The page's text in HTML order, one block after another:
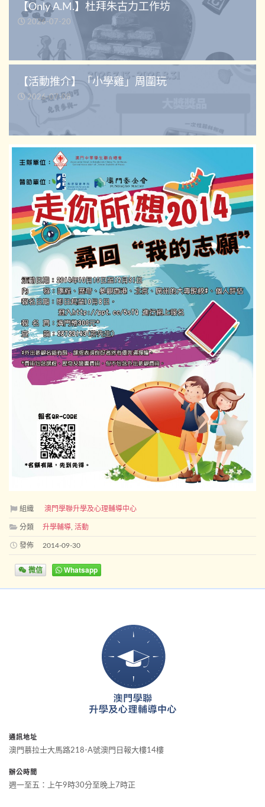
【Only A.M.】杜拜朱古力工作坊
2026-07-20
【活動推介】「小學雞」周圍玩
2026-07-08
組織 澳門學聯升學及心理輔導中心
分類 升學輔導 活動
發佈 2014-09-30
微信 Whatsapp
通訊地址
澳門慕拉士大馬路218-A號澳門日報大樓14樓
辦公時間
週一至五：上午9時30分至晚上7時正